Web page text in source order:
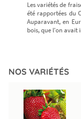
Les variétés de
été rapportées du
Auparavant, en
bois, que l'on avait
NOS VARIÉTÉS